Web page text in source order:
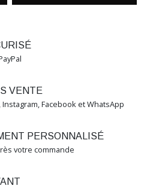
VENTE
Facebook et WhatsApp
PERSONNALISÉ
votre commande